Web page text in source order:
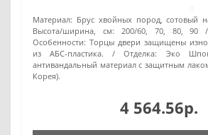
Материал: Брус хвойных пород, сотовый
Высота/ширина, см:
200/60, 70, 80, 90
Особенности: Торцы двери защищены
из АБС-пластика.
Отделка:
Эко
антивандальный материал с защитным
Корея).
4 564.56р.